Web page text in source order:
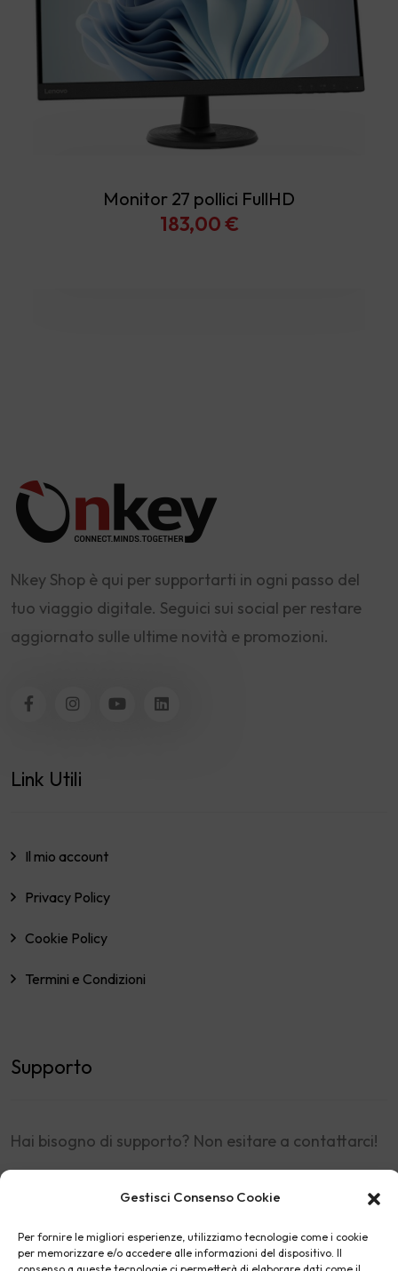
Gestisci Consenso Cookie
Per fornire le migliori esperienze, utilizziamo tecnologie come i cookie
per memorizzare e/o accedere alle informazioni del dispositivo. Il
Monitor 27 pollici FullHD
183,00€
Nkey Shop è qui per supportarti in ogni passo del
tuo viaggio digitale. Seguici sui social per restare
aggiornato sulle ultime novità e promozioni.
Link Utili
Il mio account
Privacy Policy
Cookie Policy
Termini e Condizioni
Supporto
Hai bisogno di supporto? Non esitare a contattarci!
Via A.Pacinotti 2, Santa Croce sull'Arno (Pisa) -
shop@nkey.it